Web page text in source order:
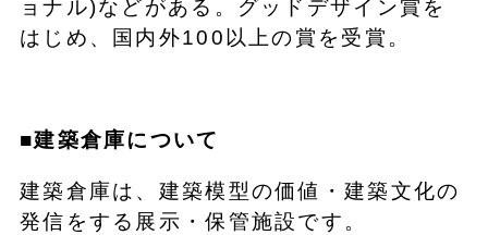
ョナル)などがある。グッドデザイン賞を
はじめ、国内外100以上の賞を受賞。
■建築倉庫について
建築倉庫は、建築模型の価値・建築文化の
発信をする展示・保管施設です。